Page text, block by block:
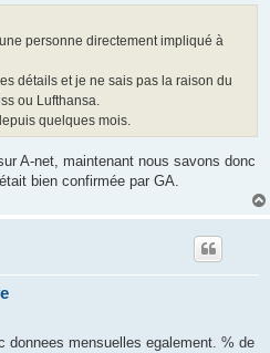
personne directement impliqué à
détails et je ne sais pas la raison du
ou Lufthansa.
quelques mois.
A-net, maintenant nous savons donc
bien confirmée par GA.
donnees mensuelles egalement. % de